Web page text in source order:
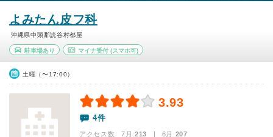
よみたん皮フ科
沖縄県中頭郡読谷村都屋
駐車場あり マイナ受付(スマホ可)
土曜（〜17:00）
3.93
4件
アクセス数 7月:213 | 6月:207